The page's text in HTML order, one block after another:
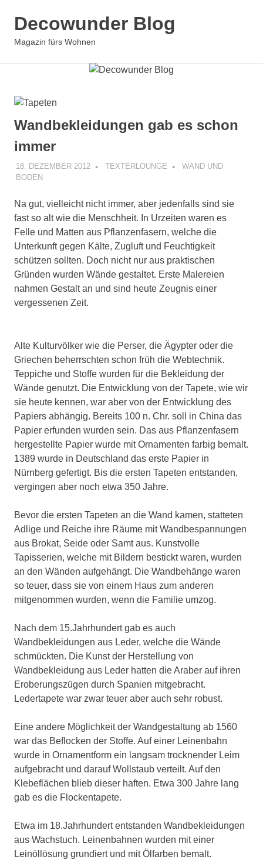
InhaltDecowunder Blog
Magazin fürs Wohnen
Wandbekleidungen gab es schon
immer
18. DEZEMBER 2012 TEXTERLOUNGE
WAND UND
BODEN
Na gut, vielleicht nicht immer, aber jedenfalls sind sie
fast so alt wie die Menschheit. In Urzeiten waren es
Felle und Matten aus Pflanzenfasern, welche die
Unterkunft gegen Kälte, Zugluft und Feuchtigkeit
schützen sollten. Doch nicht nur aus praktischen
Gründen wurden Wände gestaltet. Erste Malereien
nahmen Gestalt an und sind heute Zeugnis einer
vergessenen Zeit.
Alte Kulturvölker wie die Perser, die Ägypter oder die
Griechen beherrschten schon früh die Webtechnik.
Teppiche und Stoffe wurden für die Bekleidung der
Wände genutzt. Die Entwicklung von der Tapete, wie wir
sie heute kennen, war aber von der Entwicklung des
Papiers abhängig. Bereits 100 n. Chr. soll in China das
Papier erfunden wurden sein. Das aus Pflanzenfasern
hergestellte Papier wurde mit Ornamenten farbig bemalt.
1389 wurde in Deutschland das erste Papier in
Nürnberg gefertigt. Bis die ersten Tapeten entstanden,
vergingen aber noch etwa 350 Jahre.
Bevor die ersten Tapeten an die Wand kamen, statteten
Adlige und Reiche ihre Räume mit Wandbespannungen
aus Brokat, Seide oder Samt aus. Kunstvolle
Tapisserien, welche mit Bildern bestickt waren, wurden
an den Wänden aufgehängt. Die Wandbehänge waren
so teuer, dass sie von einem Haus zum anderen
mitgenommen wurden, wenn die Familie umzog.
Nach dem 15.Jahrhundert gab es auch
Wandbekleidungen aus Leder, welche die Wände
schmückten. Die Kunst der Herstellung von
Wandbekleidung aus Leder hatten die Araber auf ihren
Eroberungszügen durch Spanien mitgebracht.
Ledertapete war zwar teuer aber auch sehr robust.
Eine andere Möglichkeit der Wandgestaltung ab 1560
war das Beflocken der Stoffe. Auf einer Leinenbahn
wurde in Ornamentform ein langsam trocknender Leim
aufgebracht und darauf Wollstaub verteilt. Auf den
Klebeflächen blieb dieser haften. Etwa 300 Jahre lang
gab es die Flockentapete.
Etwa im 18.Jahrhundert entstanden Wandbekleidungen
aus Wachstuch. Leinenbahnen wurden mit einer
Leinöllösung grundiert und mit Ölfarben bemalt.